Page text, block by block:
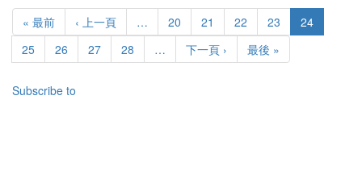
聖
中
的
Pagination
First
page
« 最前
Previous
page
‹ 上一頁 …
頁
面
20
頁
面
21
頁
面
22
頁
面
23
目
前
24
頁
面
25
頁
面
26
頁
面
27
頁
面
28 …
下
一
下一頁 ›
Last
page
最後 »
Subscribe to